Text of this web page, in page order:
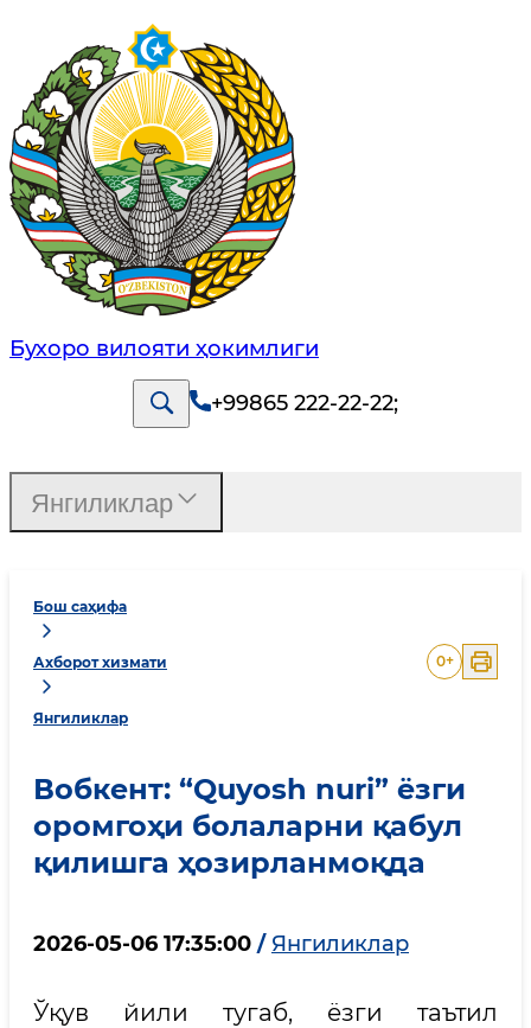
Бухоро вилояти ҳокимлиги
+99865 222-22-22;
Бош саҳифа
Ахборот хизмати
Янгиликлар
0+
Вобкент: “Quyosh nuri” ёзги
оромгоҳи болаларни қабул
қилишга ҳозирланмоқда
2026-05-06 17:35:00 / Янгиликлар
Ўқув йили тугаб, ёзги таътил
Янгиликлар